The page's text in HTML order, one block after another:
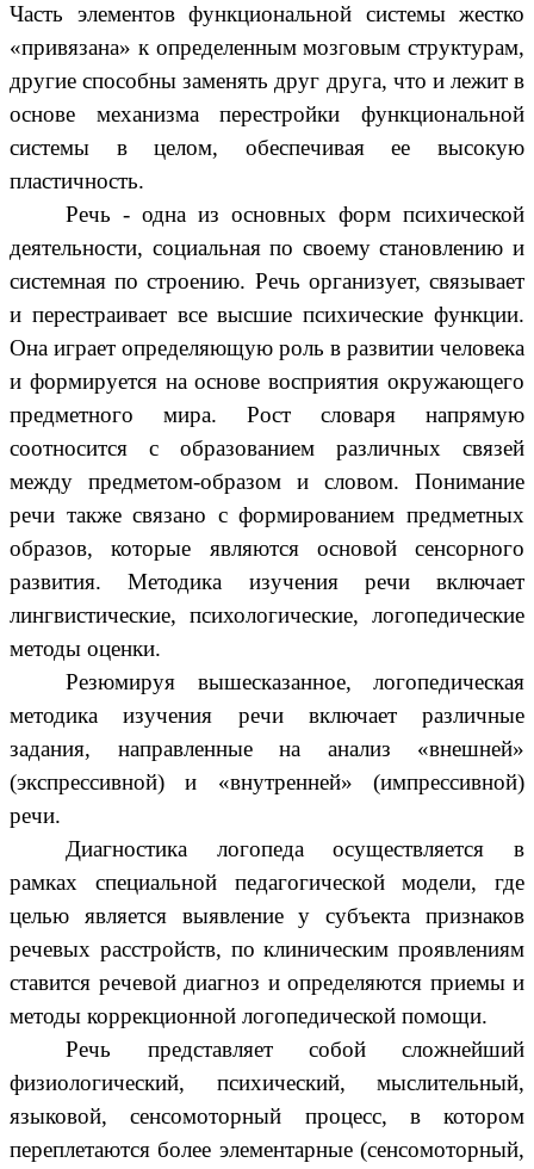
Часть элементов функциональной системы жестко
«привязана» к определенным мозговым структурам,
другие способны заменять друг друга, что и лежит в
основе механизма перестройки функциональной
системы в целом, обеспечивая ее высокую
пластичность.
Речь - одна из основных форм психической
деятельности, социальная по своему становлению и
системная по строению. Речь организует, связывает
и перестраивает все высшие психические функции.
Она играет определяющую роль в развитии человека
и формируется на основе восприятия окружающего
предметного мира. Рост словаря напрямую
соотносится с образованием различных связей
между предметом-образом и словом. Понимание
речи также связано с формированием предметных
образов, которые являются основой сенсорного
развития. Методика изучения речи включает
лингвистические, психологические, логопедические
методы оценки.
Резюмируя вышесказанное, логопедическая
методика изучения речи включает различные
задания, направленные на анализ «внешней»
(экспрессивной) и «внутренней» (импрессивной)
речи.
Диагностика логопеда осуществляется в
рамках специальной педагогической модели, где
целью является выявление у субъекта признаков
речевых расстройств, по клиническим проявлениям
ставится речевой диагноз и определяются приемы и
методы коррекционной логопедической помощи.
Речь представляет собой сложнейший
физиологический, психический, мыслительный,
языковой, сенсомоторный процесс, в котором
переплетаются более элементарные (сенсомоторный,